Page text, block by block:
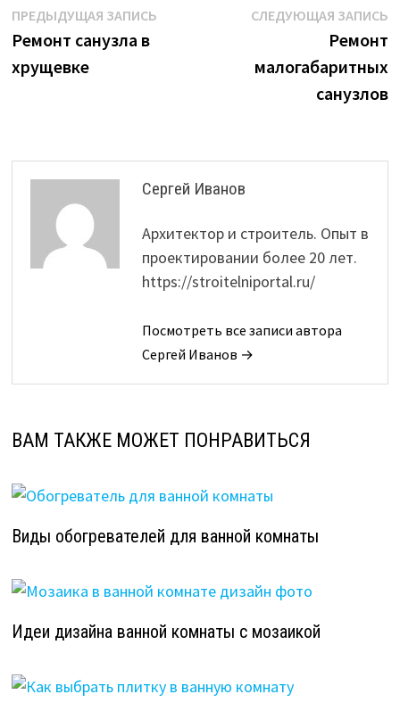
Навигация
по
записям
ПРЕДЫДУЩАЯ ЗАПИСЬПредыдущая
Ремонт санузла в
хрущевке
СЛЕДУЮЩАЯ ЗАПИСЬ
Ремонт
малогабаритных
санузлов
Сергей Иванов
Архитектор и строитель. Опыт в
проектировании более 20 лет.
https://stroitelniportal.ru/
Посмотреть все записи автора
Сергей Иванов →
ВАМ ТАКЖЕ МОЖЕТ ПОНРАВИТЬСЯ
Виды обогревателей для ванной комнаты
Идеи дизайна ванной комнаты с мозаикой